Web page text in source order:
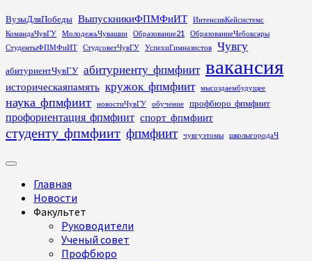
Перейти
к
содержимому
ВузыДляПобеды ВыпускникиФПМФиИТ
ИнтенсивКейсистемс
КомандаЧувГУ
МолодежьЧувашии Образование21
ОбразованиеЧебоксары
СтудентыФПМФиИТ
СтудсоветЧувГУ УспехиГимназистов Чувгу
абитуриентЧувГУ абитуриенту_фпмфиит вакансия
историческаяпамять кружок_фпмфиит мысоздаембудущее
наука_фпмфиит новостиЧувГУ обучение профбюро_фпмфиит
профориентация_фпмфиит спорт_фпмфиит
студенту_фпмфиит фпмфиит чувгуэтомы школыгородаЧ
Основное
Главная
Новости
Факультет
Руководители
Ученый совет
Профбюро